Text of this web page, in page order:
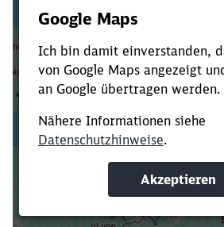
Verkürze die Ladezeit, indem
oder Filter
Suchbegriffe